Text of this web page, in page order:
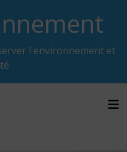
l'environnement et